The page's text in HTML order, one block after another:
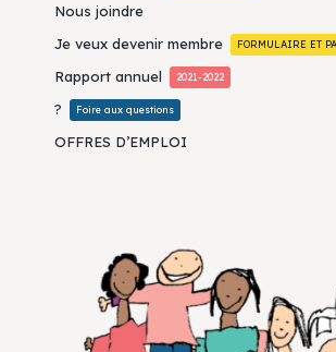
Nous joindre
Je veux devenir membre
FORMULAIRE ET
Rapport annuel 2021-2022
? Foire aux questions
OFFRES D’EMPLOI